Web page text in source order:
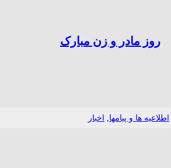
روز مادر و زن مبارک
اطلاعیه ها و پیامها,
اخبار